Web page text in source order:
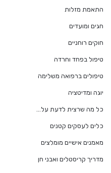
התאמת מזלות
חגים ומועדים
חוקים רוחניים
טיפול בפחד וחרדה
טיפולים ברפואה משלימה
יוגה ומדיטציה
כל מה שרצית לדעת על…
כלים לעסקים קטנים
מאמנים אישיים מומלצים
מדריך קריסטלים ואבני חן